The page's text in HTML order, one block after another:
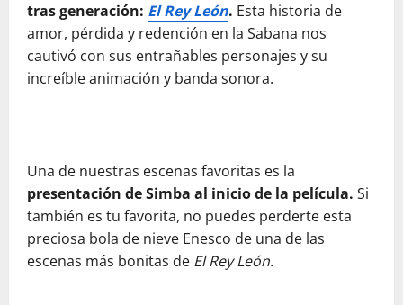
tras generación: El Rey León. Esta historia de
amor, pérdida y redención en la Sabana nos
cautivó con sus entrañables personajes y su
increíble animación y banda sonora.
Una de nuestras escenas favoritas es la
presentación de Simba al inicio de la película. Si
también es tu favorita, no puedes perderte esta
preciosa bola de nieve Enesco de una de las
escenas más bonitas de El Rey León.